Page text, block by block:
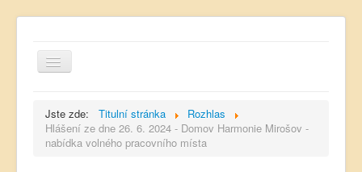
Jste zde: Titulní stránka
Rozhlas
Hlášení ze dne 26. 6. 2024 - Domov Harmonie Mirošov -
nabídka volného pracovního místa